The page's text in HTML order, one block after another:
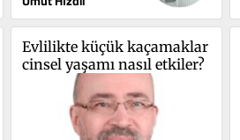
Evlilikte küçük kaçamaklar
cinsel yaşamı nasıl etkiler?